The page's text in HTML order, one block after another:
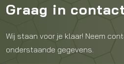
Graag in
Wij staan voor je klaar! Neem
onderstaande gegevens.